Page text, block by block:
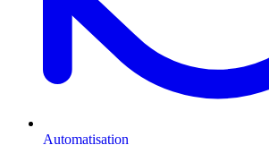
Automatisation